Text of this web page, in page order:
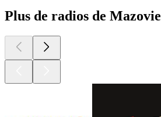
Plus de radios de Mazovie